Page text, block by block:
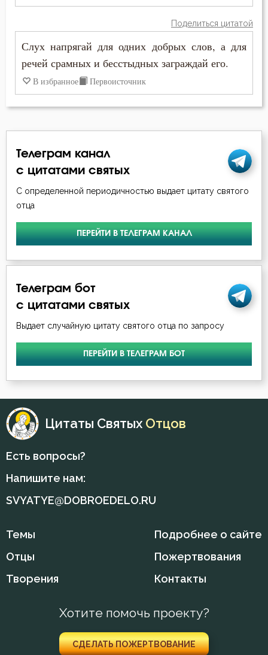
Миропомазание
Молитва
Молчание
Монах
Мудрость
Мужество
Мученичество
Наказание
Наслаждение
Ненависть
Общение
Очищение
Память
Печаль по Богу
Поделиться цитатой
Слух напрягай для одних добрых слов, а для
речей срамных и бесстыдных заграждай его.
В избранное Первоисточник
Телеграм канал
с цитатами святых
С определенной периодичностью выдает цитату святого
отца
ПЕРЕЙТИ В ТЕЛЕГРАМ КАНАЛ
Телеграм бот
с цитатами святых
Выдает случайную цитату святого отца по запросу
ПЕРЕЙТИ В ТЕЛЕГРАМ БОТ
Цитаты Святых Отцов
Есть вопросы?
Напишите нам:
SVYATYE@DOBROEDELO.RU
Темы
Отцы
Творения
Подробнее о сайте
Пожертвования
Контакты
Хотите помочь проекту?
СДЕЛАТЬ ПОЖЕРТВОВАНИЕ